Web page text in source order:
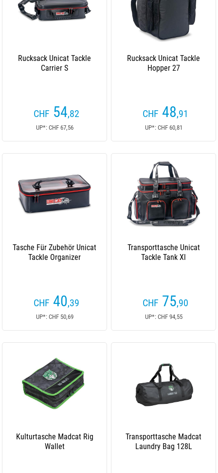
Rucksack Unicat Tackle
Carrier S
CHF 54,82
UP*: CHF 67,56
Rucksack Unicat Tackle
Hopper 27
CHF 48,91
UP*: CHF 60,81
Tasche Für Zubehör Unicat
Tackle Organizer
CHF 40,39
UP*: CHF 50,69
Transporttasche Unicat
Tackle Tank Xl
CHF 75,90
UP*: CHF 94,55
Kulturtasche Madcat Rig
Wallet
Transporttasche Madcat
Laundry Bag 128L